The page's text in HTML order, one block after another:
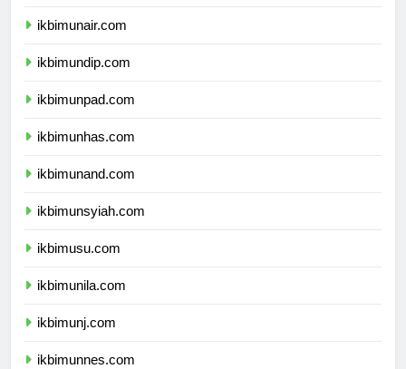
ikbimunair.com
ikbimundip.com
ikbimunpad.com
ikbimunhas.com
ikbimunand.com
ikbimunsyiah.com
ikbimusu.com
ikbimunila.com
ikbimunj.com
ikbimunnes.com